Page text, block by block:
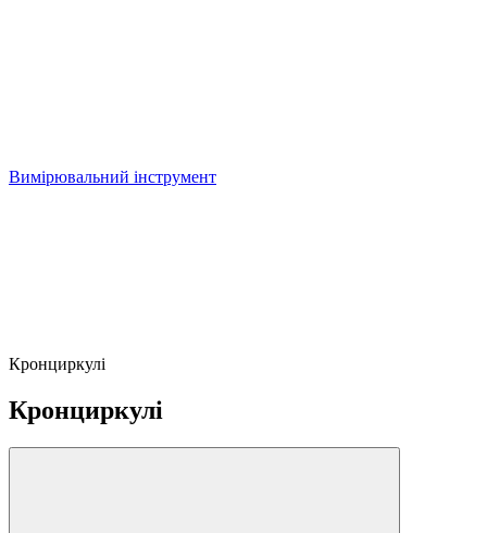
Вимірювальний інструмент
Кронциркулі
Кронциркулі